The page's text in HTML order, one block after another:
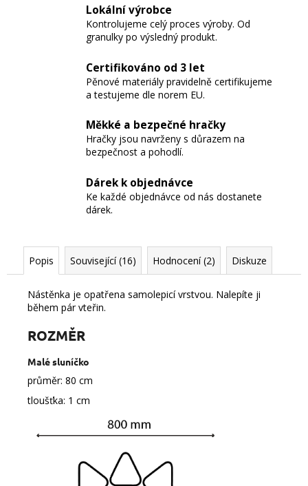
Lokální výrobce
Kontrolujeme celý proces výroby. Od
granulky po výsledný produkt.
Certifikováno od 3 let
Pěnové materiály pravidelně certifikujeme
a testujeme dle norem EU.
Měkké a bezpečné hračky
Hračky jsou navrženy s důrazem na
bezpečnost a pohodlí.
Dárek k objednávce
Ke každé objednávce od nás dostanete
dárek.
Popis Související (16) Hodnocení (2) Diskuze
Nástěnka je opatřena samolepicí vrstvou. Nalepíte ji
během pár vteřin.
ROZMĚR
Malé sluníčko
průměr: 80 cm
tloušťka: 1 cm